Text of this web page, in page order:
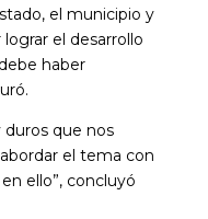
el municipio y
lograr el desarrollo
haber
que nos
el tema con
ello”, concluyó